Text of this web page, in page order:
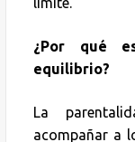
¿Por qué
equilibrio?
La
acompañar a